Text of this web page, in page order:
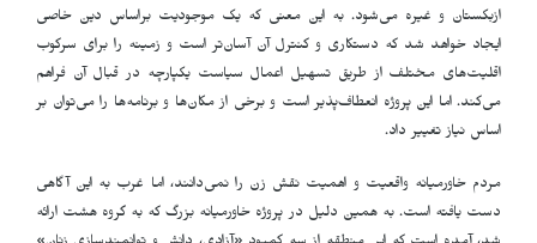
ازبکستان و غیره می‌شود. به این معنی که یک موجودیت براساس دین خاصی
ایجاد خواهد شد که دستکاری و کنترل آن آسان‌تر است و زمینه را برای سرکوب
اقلیت‌های مختلف از طریق تسهیل اعمال سیاست یکپارچه در قبال آن فراهم
می‌کند. اما این پروژه انعطاف‌پذیر است و برخی از مکان‌ها و برنامه‌ها را می‌توان بر
اساس نیاز تغییر داد.
مردم خاورمیانه واقعیت و اهمیت نقش زن را نمی‌دانند، اما غرب به این آگاهی
دست یافته است. به همین دلیل در پروژه خاورمیانه بزرگ که به گروه هشت ارائه